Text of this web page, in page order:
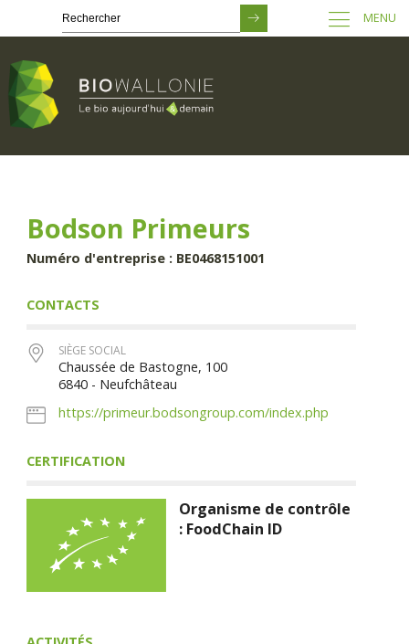
principal
MENU
Bodson Primeurs
Numéro d'entreprise : BE0468151001
CONTACTS
SIÈGE SOCIAL
Chaussée de Bastogne, 100
6840 - Neufchâteau
https://primeur.bodsongroup.com/index.php
CERTIFICATION
Organisme de contrôle
: FoodChain ID